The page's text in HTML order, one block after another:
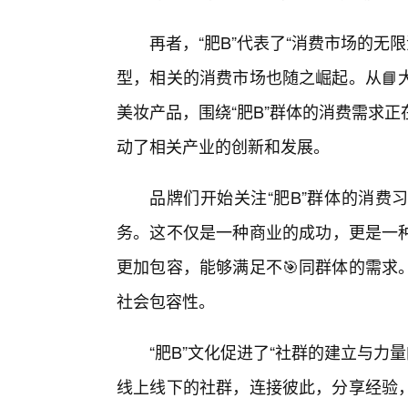
再者，“肥B”代表了“消费市场的无
型，相关的消费市场也随之崛起。从
美妆产品，围绕“肥B”群体的消费需求
动了相关产业的创新和发展。
品牌们开始关注“肥B”群体的消费
务。这不仅是一种商业的成功，更是
更加包容，能够满足不🎯同群体的需
社会包容性。
“肥B”文化促进了“社群的建立与力
线上线下的社群，连接彼此，分享经